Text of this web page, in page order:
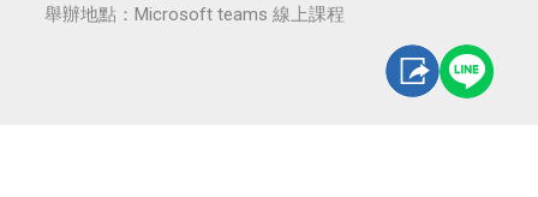
舉辦地點： Microsoft teams 線上課程